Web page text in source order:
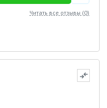
Читать все отзывы (0)